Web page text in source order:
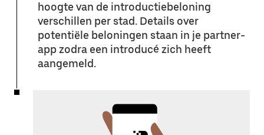
hoogte van de introductiebeloning
verschillen per stad. Details over
potentiële beloningen staan in je partner-
app zodra een introducé zich heeft
aangemeld.